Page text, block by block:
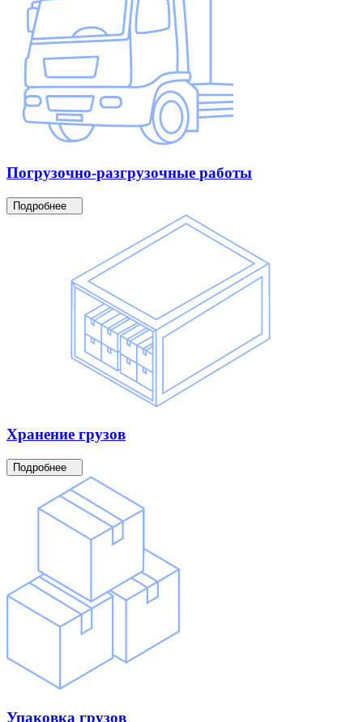
Погрузочно-разгрузочные работы
Подробнее
Хранение грузов
Подробнее
Упаковка грузов